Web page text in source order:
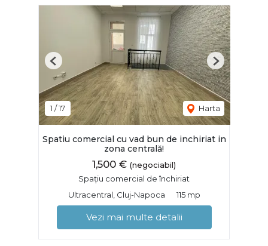
1 /17 Harta
Previous Next
Spatiu comercial cu vad bun de inchiriat in
zona centrală!
1,500 € (negociabil)
Spațiu comercial de închiriat
Ultracentral, Cluj-Napoca
115 mp
Vezi mai multe detalii